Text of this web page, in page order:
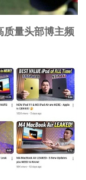
质量头部博主频